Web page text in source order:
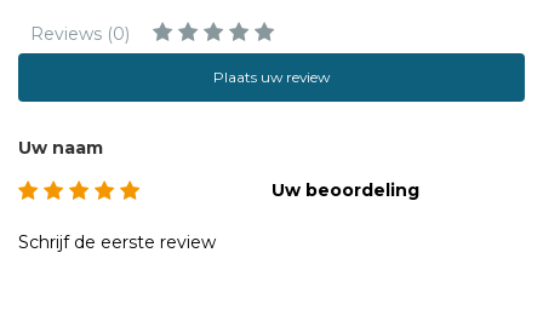
reeks middeleeuwse wetenschappers.
Reviews (0)
Plaats uw review
Uw naam
Uw beoordeling
Schrijf de eerste review